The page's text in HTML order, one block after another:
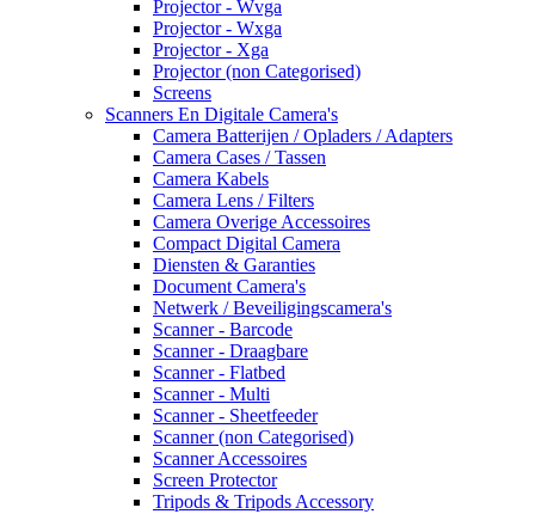
Projector - Wvga
Projector - Wxga
Projector - Xga
Projector (non Categorised)
Screens
Scanners En Digitale Camera's
Camera Batterijen / Opladers / Adapters
Camera Cases / Tassen
Camera Kabels
Camera Lens / Filters
Camera Overige Accessoires
Compact Digital Camera
Diensten & Garanties
Document Camera's
Netwerk / Beveiligingscamera's
Scanner - Barcode
Scanner - Draagbare
Scanner - Flatbed
Scanner - Multi
Scanner - Sheetfeeder
Scanner (non Categorised)
Scanner Accessoires
Screen Protector
Tripods & Tripods Accessory